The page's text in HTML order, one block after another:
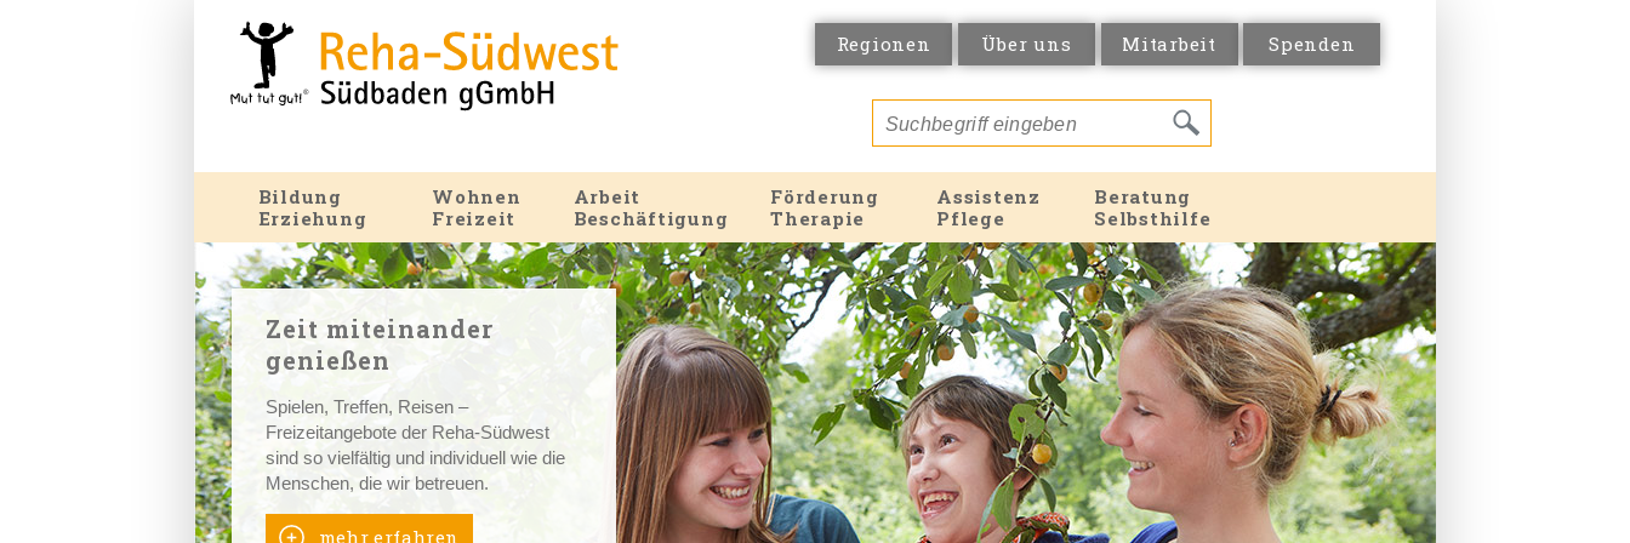
Regionen Über uns Mitarbeit Spenden
Bildung
Erziehung
Wohnen
Freizeit
Arbeit
Beschäftigung
Förderung
Therapie
Assistenz
Pflege
Beratung
Selbsthilfe
Zeit miteinander
genießen
Spielen, Treffen, Reisen –
Freizeitangebote der Reha-Südwest
sind so vielfältig und individuell wie die
Menschen, die wir betreuen.
mehr erfahren